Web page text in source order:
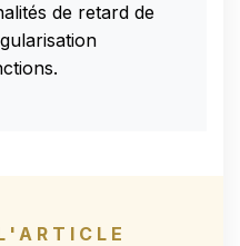
de retard de